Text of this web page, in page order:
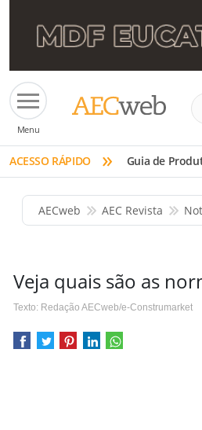
Menu
ACESSO RÁPIDO » Guia de
AECweb AEC Revista
Veja quais são as
Texto: Redação AECweb/e-Construmarket